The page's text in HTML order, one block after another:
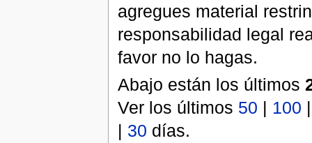
agregues material
responsabilidad legal
favor no lo hagas.
Abajo están los últimos
Ver los últimos 50 | 100
| 30 días.